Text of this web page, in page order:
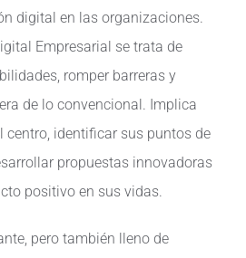
digital en las organizaciones.
Empresarial se trata de
romper barreras y
de lo convencional. Implica
centro, identificar sus puntos de
propuestas innovadoras
positivo en sus vidas.
pero también lleno de